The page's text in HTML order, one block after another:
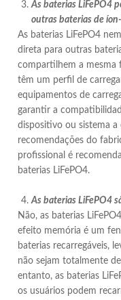
As baterias LiFePO4
outras baterias de
As baterias LiFePO4
direta para outras
compartilhem a mesma
têm um perfil de
equipamentos de
garantir a
dispositivo ou sistema a
recomendações do
profissional é
baterias LiFePO4.
As baterias LiFePO4
Não, as baterias
efeito memória é um
baterias recarregáveis,
não sejam totalmente
entanto, as baterias
os usuários podem